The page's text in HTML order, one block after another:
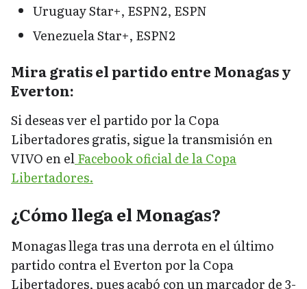
Uruguay Star+, ESPN2, ESPN
Venezuela Star+, ESPN2
Mira gratis el partido entre Monagas y
Everton:
Si deseas ver el partido por la Copa
Libertadores gratis, sigue la transmisión en
VIVO en elFacebook oficial de la Copa
Libertadores.
¿Cómo llega el Monagas?
Monagas llega tras una derrota en el último
partido contra el Everton por la Copa
Libertadores, pues acabó con un marcador de 3-